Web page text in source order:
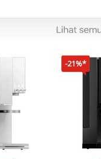
-21%*